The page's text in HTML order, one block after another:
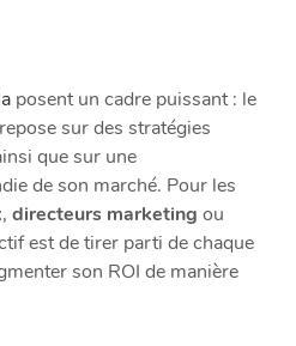
posent un cadre puissant : le
repose sur des stratégies
que sur une
de son marché. Pour les
, directeurs marketing ou
est de tirer parti de chaque
son ROI de manière